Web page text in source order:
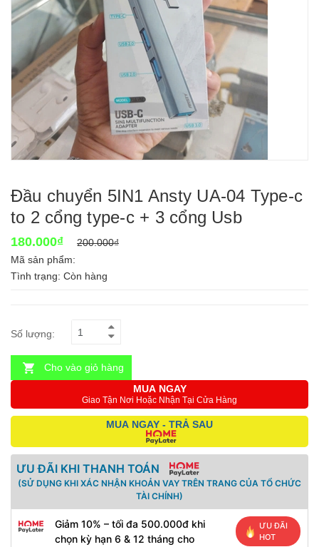
Đầu chuyển 5IN1 Ansty UA-04 Type-c
to 2 cổng type-c + 3 cổng Usb
180.000₫
200.000₫
Mã sản phẩm:
Tình trạng: Còn hàng
Số lượng:
Cho vào giỏ hàng
MUA NGAY
Giao Tận Nơi Hoặc Nhận Tại Cửa Hàng
MUA NGAY - TRẢ SAU
ƯU ĐÃI KHI THANH TOÁN
(SỬ DỤNG KHI XÁC NHẬN KHOẢN VAY TRÊN TRANG CỦA TỔ CHỨC
TÀI CHÍNH)
Giảm 10% – tối đa 500.000đ khi
chọn kỳ hạn 6 & 12 tháng cho
ƯU ĐÃI
HOT